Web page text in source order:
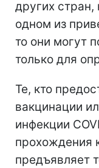
других
одном из
то они могут
только для
Те, кто
вакцинации
инфекции
прохождения
предъявляет